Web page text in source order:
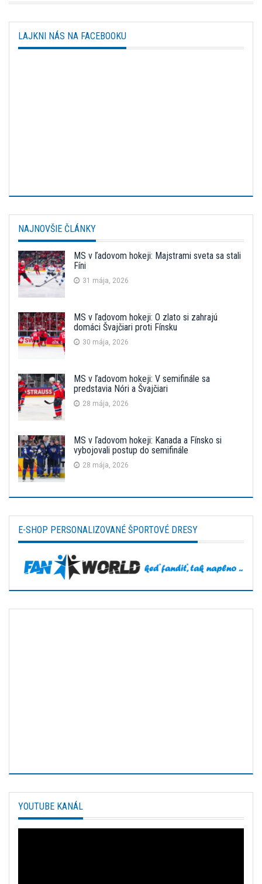
LAJKNI NÁS NA FACEBOOKU
NAJNOVŠIE ČLÁNKY
MS v ľadovom hokeji: Majstrami sveta sa stali
Fíni
31 mája, 2026
MS v ľadovom hokeji: O zlato si zahrajú
domáci Švajčiari proti Fínsku
30 mája, 2026
MS v ľadovom hokeji: V semifinále sa
predstavia Nóri a Švajčiari
28 mája, 2026
MS v ľadovom hokeji: Kanada a Fínsko si
vybojovali postup do semifinále
28 mája, 2026
E-SHOP PERSONALIZOVANÉ ŠPORTOVÉ DRESY
YOUTUBE KANÁL